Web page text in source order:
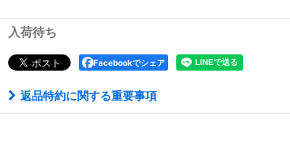
入荷待ち
Facebookでシェア
返品特約に関する重要事項